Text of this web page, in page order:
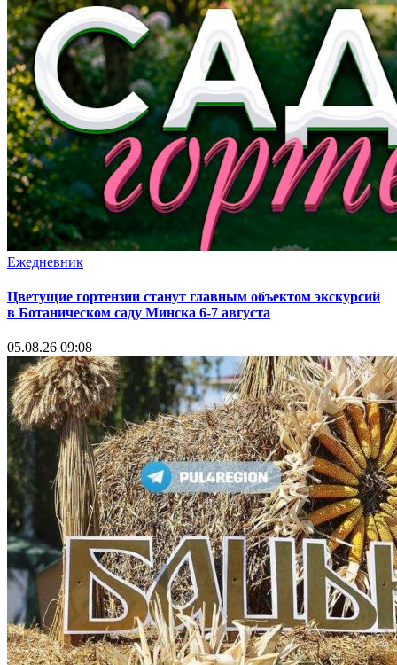
Ежедневник
Цветущие гортензии станут главным объектом экскурсий
в Ботаническом саду Минска 6-7 августа
05.08.26 09:08